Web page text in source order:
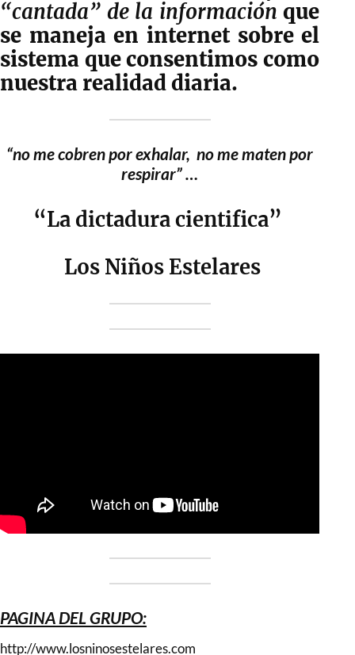
“cantada” de la información que
se maneja en internet sobre el
sistema que consentimos como
nuestra realidad diaria.
“no me cobren por exhalar, no me maten por
respirar” …
“La dictadura cientifica”
Los Niños Estelares
PAGINA DEL GRUPO:
http://www.losninosestelares.com